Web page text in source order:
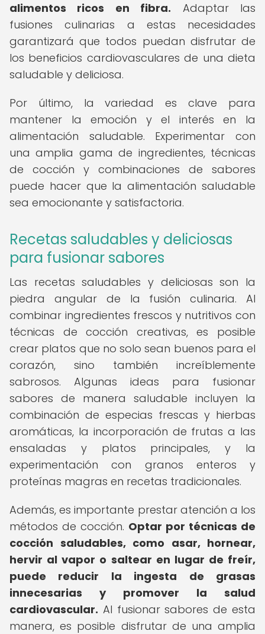
alimentos ricos en fibra. Adaptar las
fusiones culinarias a estas necesidades
garantizará que todos puedan disfrutar de
los beneficios cardiovasculares de una dieta
saludable y deliciosa.
Por último, la variedad es clave para
mantener la emoción y el interés en la
alimentación saludable. Experimentar con
una amplia gama de ingredientes, técnicas
de cocción y combinaciones de sabores
puede hacer que la alimentación saludable
sea emocionante y satisfactoria.
Recetas saludables y deliciosas
para fusionar sabores
Las recetas saludables y deliciosas son la
piedra angular de la fusión culinaria. Al
combinar ingredientes frescos y nutritivos con
técnicas de cocción creativas, es posible
crear platos que no solo sean buenos para el
corazón, sino también increíblemente
sabrosos. Algunas ideas para fusionar
sabores de manera saludable incluyen la
combinación de especias frescas y hierbas
aromáticas, la incorporación de frutas a las
ensaladas y platos principales, y la
experimentación con granos enteros y
proteínas magras en recetas tradicionales.
Además, es importante prestar atención a los
métodos de cocción. Optar por técnicas de
cocción saludables, como asar, hornear,
hervir al vapor o saltear en lugar de freír,
puede reducir la ingesta de grasas
innecesarias y promover la salud
cardiovascular. Al fusionar sabores de esta
manera, es posible disfrutar de una amplia